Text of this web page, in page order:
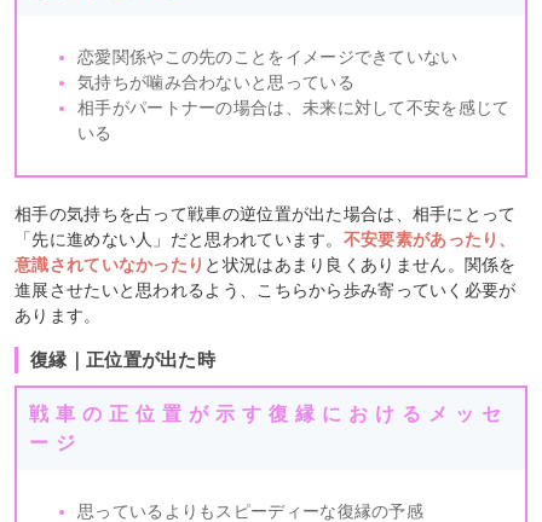
恋愛関係やこの先のことをイメージできていない
気持ちが噛み合わないと思っている
相手がパートナーの場合は、未来に対して不安を感じて
いる
相手の気持ちを占って戦車の逆位置が出た場合は、相手にとって
「先に進めない人」だと思われています。 不安要素があったり、
意識されていなかったり と状況はあまり良くありません。関係を
進展させたいと思われるよう、こちらから歩み寄っていく必要が
あります。
復縁｜正位置が出た時
戦車の正位置が示す復縁におけるメッセ
ージ
思っているよりもスピーディーな復縁の予感